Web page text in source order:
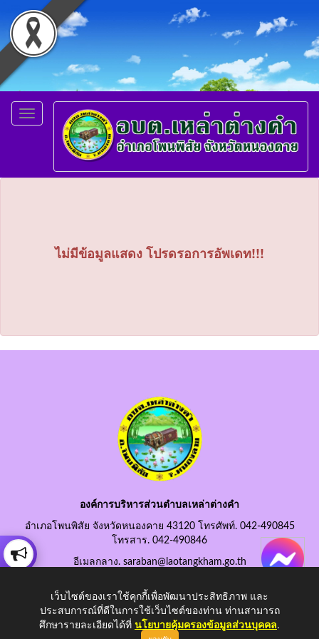
Toggle
navigation
ไม่มีข้อมูลแสดง โปรดรอการอัพเดท!!!
องค์การบริหารส่วนตำบลเหล่าต่างคำ
อำเภอโพนพิสัย จังหวัดหนองคาย 43120 โทรศัพท์. 042-490845
โทรสาร. 042-490846
อีเมลกลาง. saraban@laotangkham.go.th
Copyright © 2026 All Right Resive http://www.laotangkham.go.th
เว็บไซต์ของเราใช้คุกกี้เพื่อพัฒนาประสิทธิภาพ และ
ประสบการณ์ที่ดีในการใช้เว็บไซต์ของท่าน ท่านสามารถ
ศึกษารายละเอียดได้ที่ นโยบายคุ้มครองข้อมูลส่วนบุคคล.